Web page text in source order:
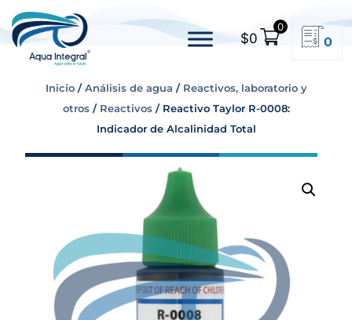
$0
0
0
Inicio/Análisis de agua / Reactivos, laboratorio y
otros/ Reactivos/ Reactivo Taylor R-0008:
Indicador de Alcalinidad Total